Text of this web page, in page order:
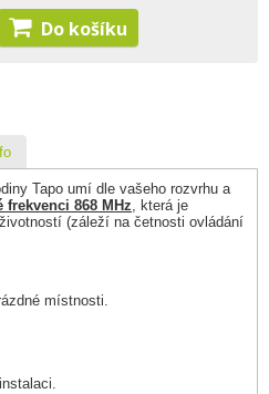
Do košíku
Tapo umí dle vašeho rozvrhu a
frekvenci 868 MHz, která je
(záleží na četnosti ovládání
místnosti.